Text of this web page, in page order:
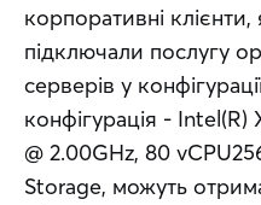
корпоративні клієнти,
підключали послугу
серверів у
конфігурація -
@ 2.00GHz, 80
Storage, можуть